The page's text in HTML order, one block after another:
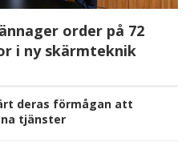
order på 72
i ny skärmteknik
deras förmågan att
tjänster